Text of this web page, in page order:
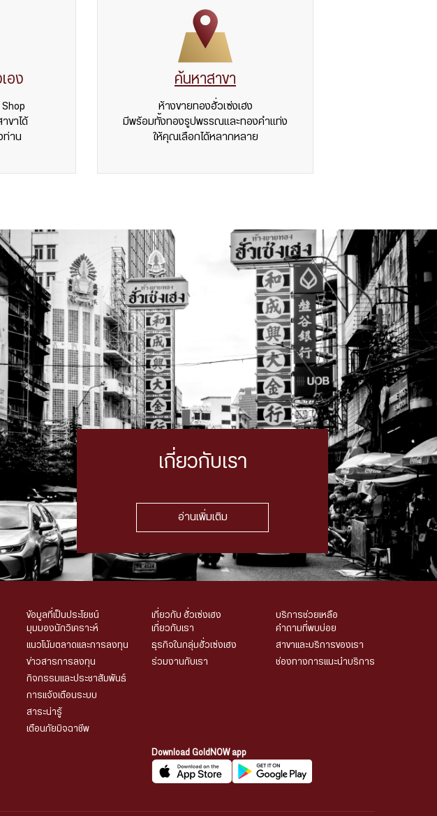
อง
ขาได้
ท่าน
ค้นหาสาขา
ห้างขายทองฮั่วเซ่งเฮง
มีพร้อมทั้งทองรูปพรรณและทองคำแท่ง
ให้คุณเลือกได้หลากหลาย
เกี่ยวกับเรา
อ่านเพิ่มเติม
ข้อมูลที่เป็นประโยชน์
มุมมองนักวิเคราะห์
แนวโน้มตลาดและการลงทุน
ข่าวสารการลงทุน
กิจกรรมและประชาสัมพันธ์
การแจ้งเตือนระบบ
สาระน่ารู้
เตือนภัยมิจฉาชีพ
เกี่ยวกับ ฮั่วเซ่งเฮง
เกี่ยวกับเรา
ธุรกิจในกลุ่มฮั่วเซ่งเฮง
ร่วมงานกับเรา
บริการช่วยเหลือ
คำถามที่พบบ่อย
สาขาและบริการของเรา
ช่องทางการแนะนำบริการ
Download GoldNOW app